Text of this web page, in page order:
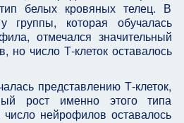
белых кровяных телец. В
группы, которая обучалась
отмечался значительный
но число Т-клеток оставалось
представлению Т-клеток,
рост именно этого типа
нейрофилов оставалось